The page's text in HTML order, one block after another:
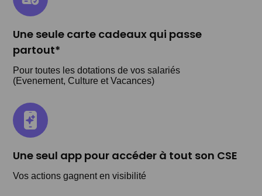
Une seule carte cadeaux qui passe
partout*
Pour toutes les dotations de vos salariés
(Evenement, Culture et Vacances)
Une seul app pour accéder à tout son CSE
Vos actions gagnent en visibilité